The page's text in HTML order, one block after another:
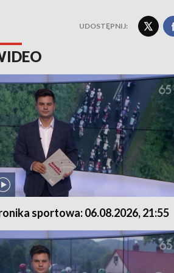
UDOSTĘPNIJ:
sportowa: 06.08.2026, 21:55